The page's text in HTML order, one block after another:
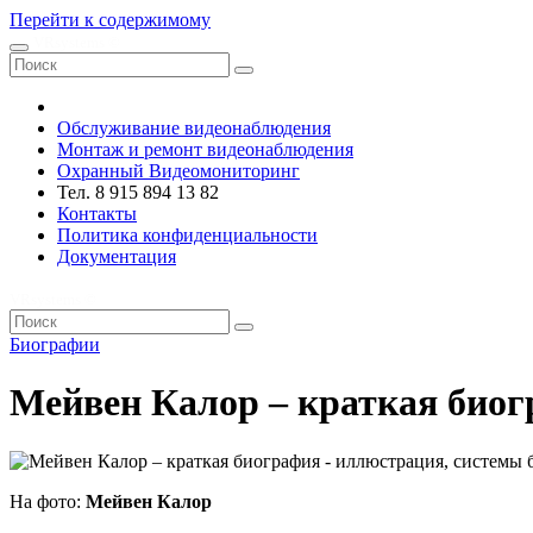
Перейти к содержимому
Обслуживание видеонаблюдения
Монтаж и ремонт видеонаблюдения
Охранный Видеомониторинг
Тел. 8 915 894 13 82
Контакты
Политика конфиденциальности
Документация
Биографии
Мейвен Калор – краткая
На фото: Мейвен Калор